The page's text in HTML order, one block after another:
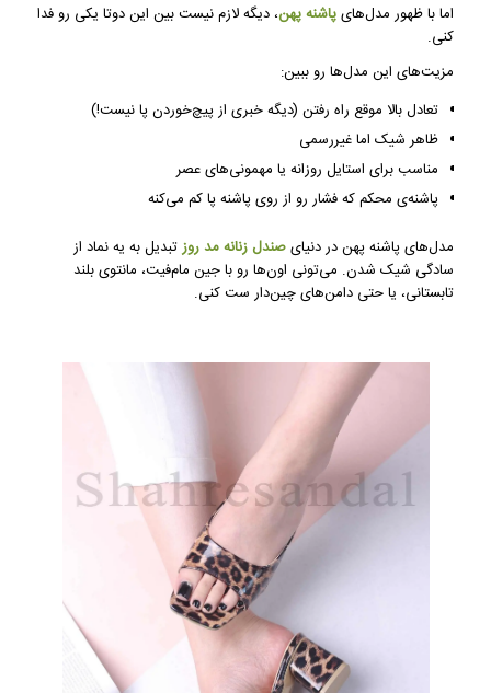
اما با ظهور مدل‌هایپاشنه پهن، دیگه لازم نیست بین این دوتا یکی رو فدا
کنی.
مزیت‌های این مدل‌ها رو ببین:
تعادل بالا موقع راه رفتن (دیگه خبری از پیچ‌خوردن پا نیست!)
ظاهر شیک اما غیررسمی
مناسب برای استایل روزانه یا مهمونی‌های عصر
پاشنه‌ی محکم که فشار رو از روی پاشنه پا کم می‌کنه
مدل‌های پاشنه پهن در دنیایصندل زنانه مد روزتبدیل به یه نماد از
سادگی شیک شدن. می‌تونی اون‌ها رو با جین مام‌فیت، مانتوی بلند
تابستانی، یا حتی دامن‌های چین‌دار ست کنی.